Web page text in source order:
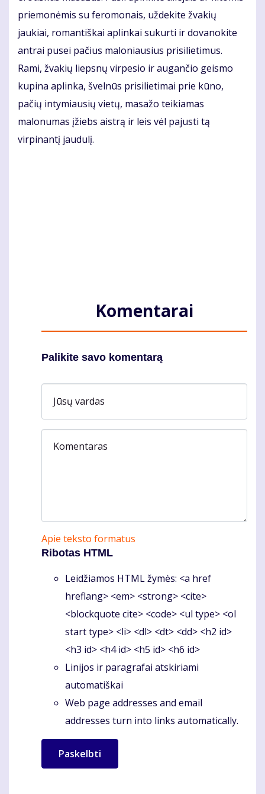
priemonėmis su feromonais, uždekite žvakių
jaukiai, romantiškai aplinkai sukurti ir dovanokite
antrai pusei pačius maloniausius prisilietimus.
Rami, žvakių liepsnų virpesio ir augančio geismo
kupina aplinka, švelnūs prisilietimai prie kūno,
pačių intymiausių vietų, masažo teikiamas
malonumas įžiebs aistrą ir leis vėl pajusti tą
virpinantį jaudulį.
Komentarai
Palikite savo komentarą
Jūsų vardas
Komentaras
Apie teksto formatus
Ribotas HTML
Leidžiamos HTML žymės: <a href
hreflang> <em> <strong> <cite>
<blockquote cite> <code> <ul type> <ol
start type> <li> <dl> <dt> <dd> <h2 id>
<h3 id> <h4 id> <h5 id> <h6 id>
Linijos ir paragrafai atskiriami
automatiškai
Web page addresses and email
addresses turn into links automatically.